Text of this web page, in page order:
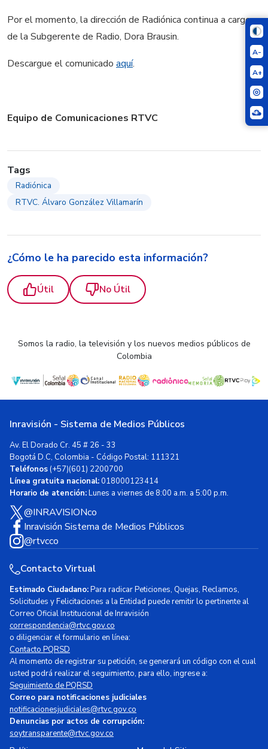
A-
A+
Por el momento, la dirección de Radiónica continua a cargo
de la Subgerente de Radio, Dora Brausin.
Descargue el comunicado aquí.
Equipo de Comunicaciones RTVC
Tags
Radiónica
RTVC. Álvaro González Villamarín
¿Cómo le ha parecido esta información?
Útil No Útil
Somos la radio, la televisión y los nuevos medios públicos de
Colombia
Inravisión - Sistema de Medios Públicos
Av. El Dorado Cr. 45 # 26 - 33
Bogotá D.C, Colombia - Código Postal: 111321
Teléfonos(+57)(601) 2200700
Línea gratuita nacional:018000123414
Horario de atención:Lunes a viernes de 8:00 a.m. a 5:00 p.m.
@INRAVISIONco
Inravisión Sistema de Medios Públicos
@rtvcco
Contacto Virtual
Estimado Ciudadano:Para radicar Peticiones, Quejas, Reclamos,
Solicitudes y Felicitaciones a la Entidad puede remitir lo pertinente al
Correo Oficial Institucional de Inravisión
correspondencia@rtvc.gov.co
o diligenciar el formulario en línea:
Contacto PQRSD
Al momento de registrar su petición, se generará un código con el cual
usted podrá realizar el seguimiento, para ello, ingrese a:
Seguimiento de PQRSD
Correo para notificaciones judiciales
notificacionesjudiciales@rtvc.gov.co
Denuncias por actos de corrupción:
soytransparente@rtvc.gov.co